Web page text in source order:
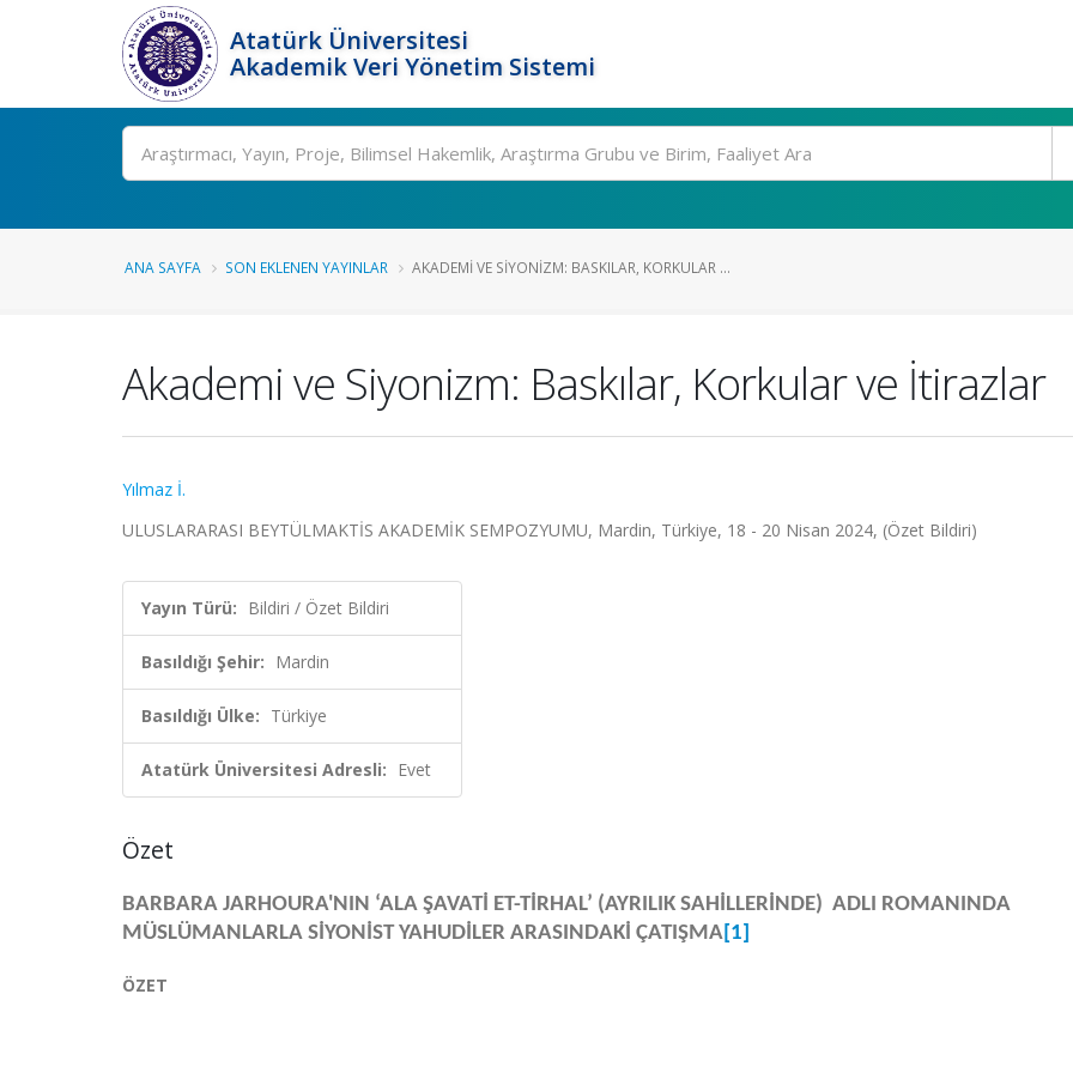
Atatürk Üniversitesi
Akademik Veri Yönetim Sistemi
Ara
ANA SAYFA SON EKLENEN YAYINLAR AKADEMI VE SIYONIZM: BASKILAR, KORKULAR ...
Akademi ve Siyonizm: Baskılar, Korkular ve İtirazlar
Yılmaz İ.
ULUSLARARASI BEYTÜLMAKTİS AKADEMİK SEMPOZYUMU, Mardin, Türkiye, 18 - 20 Nisan 2024, (Özet Bildiri)
Yayın Türü: Bildiri / Özet Bildiri
Basıldığı Şehir: Mardin
Basıldığı Ülke: Türkiye
Atatürk Üniversitesi Adresli: Evet
Özet
BARBARA JARHOURA'NIN ‘ALA ŞAVATİ ET-TİRHAL’ (AYRILIK SAHİLLERİNDE) ADLI ROMANINDA
MÜSLÜMANLARLA SİYONİST YAHUDİLER ARASINDAKİ ÇATIŞMA[1]
ÖZET